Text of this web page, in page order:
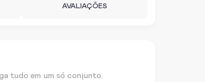
AVALIAÇÕES
tudo em um só conjunto.